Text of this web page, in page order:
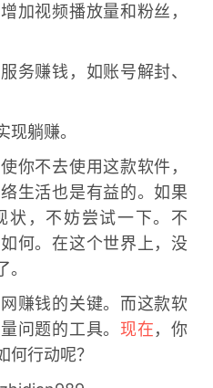
加视频播放量和粉丝，
务赚钱，如账号解封、
躺赚。
你不去使用这款软件，
生活也是有益的。如果
状，不妨尝试一下。不
何。在这个世界上，没
赚钱的关键。而这款软
问题的工具。 现在，你
何行动呢？